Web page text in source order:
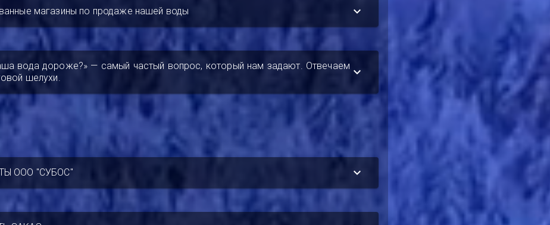
магазины по продаже нашей воды
вода дороже?» — самый частый вопрос, который нам задают. Отвечаем
шелухи.
ООО "СУБОС"